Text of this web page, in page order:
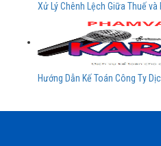
Xử Lý Chênh Lệch Giữa Thuế
Hướng Dẫn Kế Toán Công Ty